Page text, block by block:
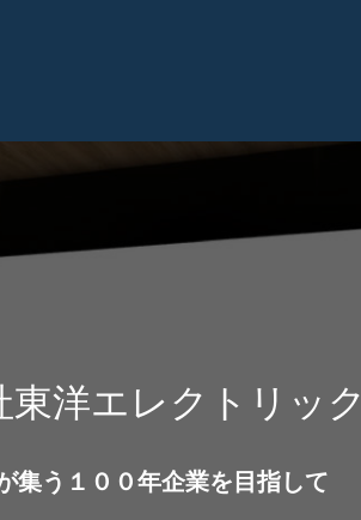
東洋エレクトリック
集う１００年企業を目指して